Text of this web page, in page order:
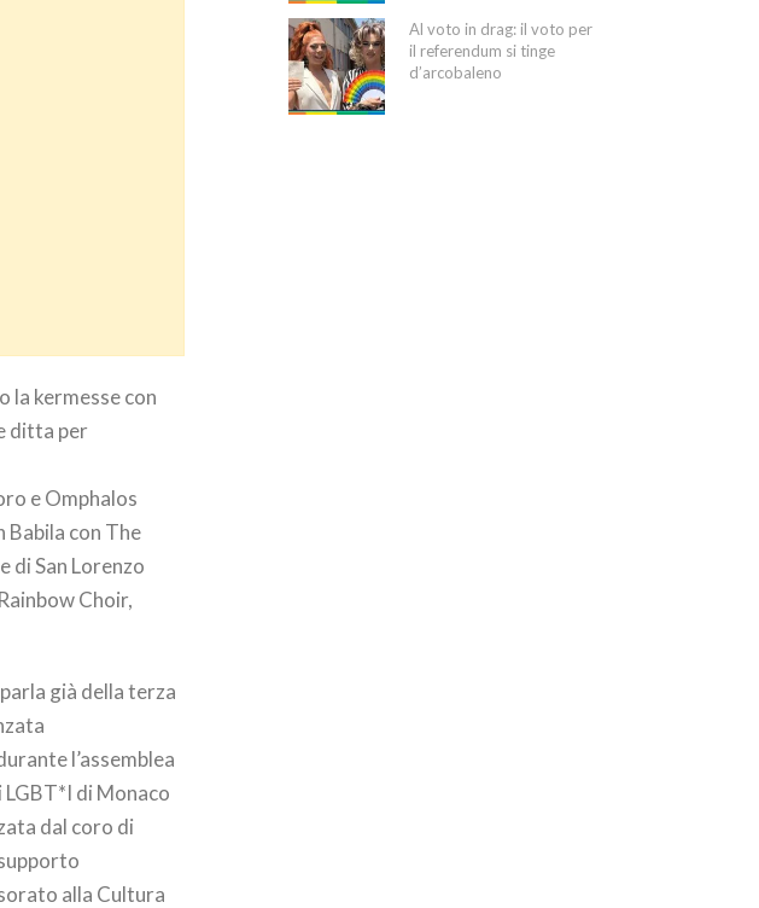
la kermesse con
ditta per
e Omphalos
Babila con The
di San Lorenzo
Choir,
già della terza
l’assemblea
di Monaco
dal coro di
alla Cultura
Al voto in drag: il voto per
il referendum si tinge
d’arcobaleno